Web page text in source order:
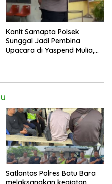
Kanit Samapta Polsek
Sunggal Jadi Pembina
Upacara di Yaspend Mulia,
Satlantas Polres Batu Bara